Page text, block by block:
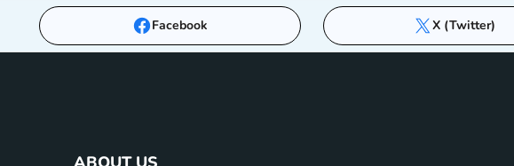
Facebook X (Twitter)